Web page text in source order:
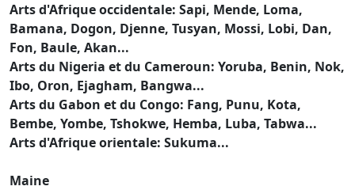
Arts d'Afrique occidentale: Sapi, Mende, Loma,
Bamana, Dogon, Djenne, Tusyan, Mossi, Lobi, Dan,
Fon, Baule, Akan...
Arts du Nigeria et du Cameroun: Yoruba, Benin, Nok,
Ibo, Oron, Ejagham, Bangwa...
Arts du Gabon et du Congo: Fang, Punu, Kota,
Bembe, Yombe, Tshokwe, Hemba, Luba, Tabwa...
Arts d'Afrique orientale: Sukuma...
Maine